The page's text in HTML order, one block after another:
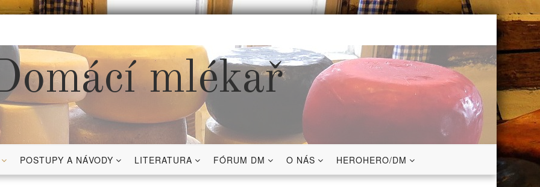
mlékař
POSTUPY A NÁVODY LITERATURA FÓRUM DM O NÁS HEROHERO/DM